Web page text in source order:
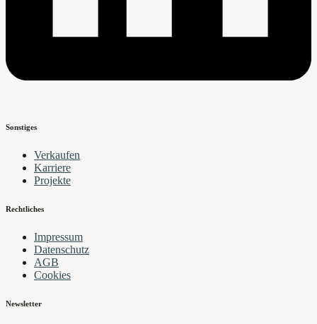
Sonstiges
Verkaufen
Karriere
Projekte
Rechtliches
Impressum
Datenschutz
AGB
Cookies
Newsletter